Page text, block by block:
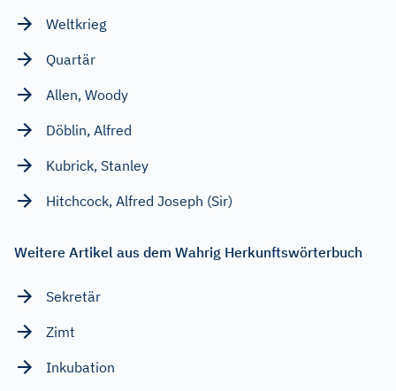
Weltkrieg
Quartär
Allen, Woody
Döblin, Alfred
Kubrick, Stanley
Hitchcock, Alfred Joseph (Sir)
Weitere Artikel aus dem Wahrig Herkunftswörterbuch
Sekretär
Zimt
Inkubation